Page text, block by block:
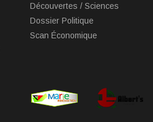
Découvertes / Sciences
Dossier Politique
Scan Économique